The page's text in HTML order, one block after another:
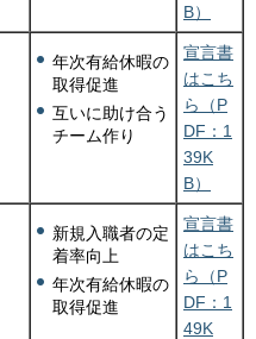
B）
年次有給休暇の
取得促進
互いに助け合う
チーム作り
宣言書
はこち
ら（P
DF：1
39K
B）
新規入職者の定
着率向上
年次有給休暇の
取得促進
宣言書
はこち
ら（P
DF：1
49K